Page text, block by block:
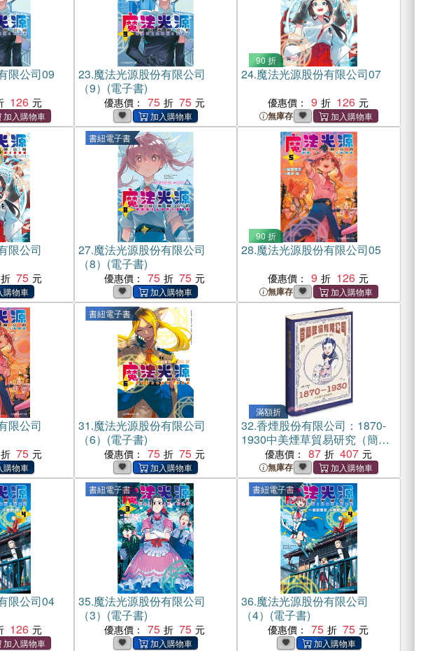
限公司09
126
23.魔法光源股份有限公司
（9）(電子書)
優惠價： 75 75
90 折
24.魔法光源股份有限公司07
優惠價： 9 126
無庫存
限公司
75
書紐電子書
27.魔法光源股份有限公司
（8）(電子書)
優惠價： 75 75
90 折
28.魔法光源股份有限公司05
優惠價： 9 126
無庫存
限公司
75
書紐電子書
31.魔法光源股份有限公司
（6）(電子書)
優惠價： 75 75
滿額折
32.香煙股份有限公司：1870-
1930中美煙草貿易研究（簡體
優惠價： 87 407
無庫存
限公司04
126
書紐電子書
35.魔法光源股份有限公司
（3）(電子書)
優惠價： 75 75
書紐電子書
36.魔法光源股份有限公司
（4）(電子書)
優惠價： 75 75